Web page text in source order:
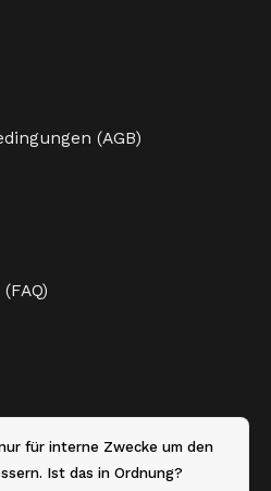
(AGB)
für interne Zwecke um den
Ist das in Ordnung?